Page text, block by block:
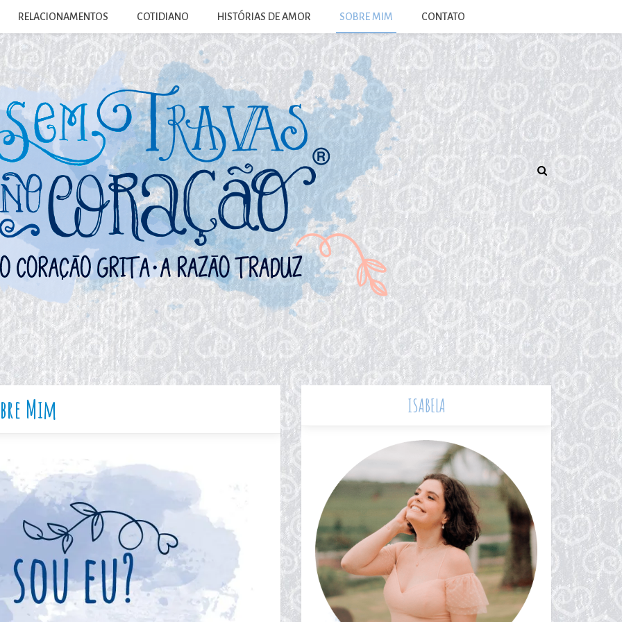
RELACIONAMENTOS COTIDIANO HISTÓRIAS DE AMOR SOBRE MIM CONTATO
Mim ISABELA